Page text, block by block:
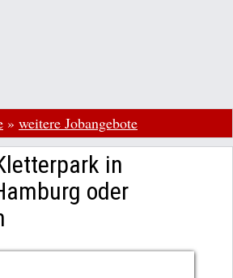
» weitere Jobangebote
in
oder